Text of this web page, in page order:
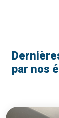
par nos